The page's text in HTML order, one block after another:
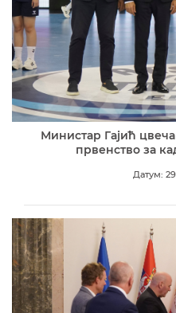
Министар Гајић
првенство за
Датум: